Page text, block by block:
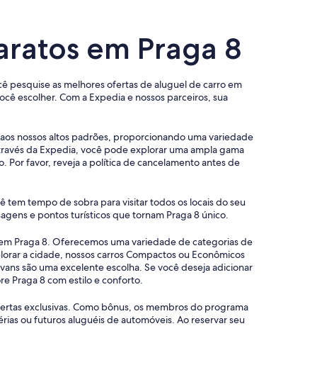
em Praga 8
pesquise as melhores ofertas de aluguel de carro em
escolher. Com a Expedia e nossos parceiros, sua
nossos altos padrões, proporcionando uma variedade
da Expedia, você pode explorar uma ampla gama
favor, reveja a política de cancelamento antes de
tem tempo de sobra para visitar todos os locais do seu
e pontos turísticos que tornam Praga 8 único.
Praga 8. Oferecemos uma variedade de categorias de
a cidade, nossos carros Compactos ou Econômicos
são uma excelente escolha. Se você deseja adicionar
Praga 8 com estilo e conforto.
exclusivas. Como bônus, os membros do programa
ou futuros aluguéis de automóveis. Ao reservar seu